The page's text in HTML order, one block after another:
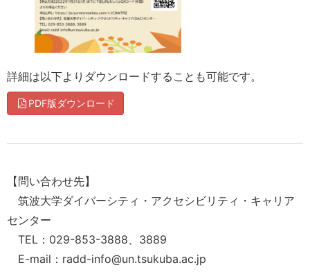
詳細は以下よりダウンロードすることも可能です。
PDF版ダウンロード
【問い合わせ先】
筑波大学ダイバーシティ・アクセシビリティ・キャリア
センター
TEL：029-853-3888、3889
E-mail：radd-info@un.tsukuba.ac.jp